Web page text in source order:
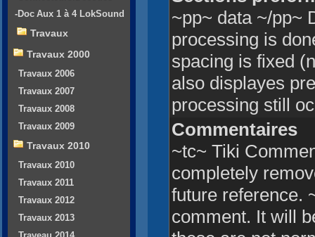
~pp~ data ~/pp~
processing is
spacing is fixed
also displayes
processing still
Commentaires
~tc~ Tiki
completely
future reference.
comment. It will
-Doc Aux 1 à 4 LokSound
Travaux
Travaux 2000
Travaux 2006
Travaux 2007
Travaux 2008
Travaux 2009
Travaux 2010
Travaux 2010
Travaux 2011
Travaux 2012
Travaux 2013